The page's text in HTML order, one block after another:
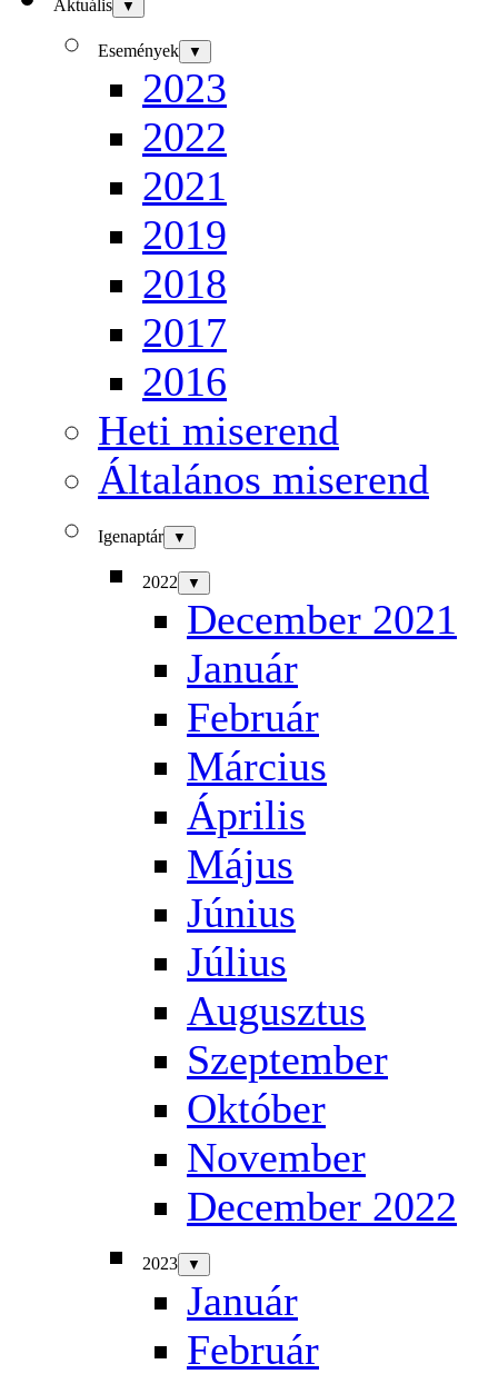
Aktuális ▼
Események ▼
2023
2022
2021
2019
2018
2017
2016
Heti miserend
Általános miserend
Igenaptár ▼
2022 ▼
December 2021
Január
Február
Március
Április
Május
Június
Július
Augusztus
Szeptember
Október
November
December 2022
2023 ▼
Január
Február